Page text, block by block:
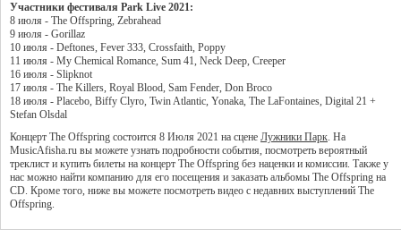
Участники фестиваля Park Live 2021:
8 июля - The Offspring, Zebrahead
9 июля - Gorillaz
10 июля - Deftones, Fever 333, Crossfaith, Poppy
11 июля - My Chemical Romance, Sum 41, Neck Deep, Creeper
16 июля - Slipknot
17 июля - The Killers, Royal Blood, Sam Fender, Don Broco
18 июля - Placebo, Biffy Clyro, Twin Atlantic, Yonaka, The LaFontaines, Digital 21 +
Stefan Olsdal
Концерт The Offspring состоится 8 Июля 2021 на сцене Лужники Парк. На
MusicAfisha.ru вы можете узнать подробности события, посмотреть вероятный
треклист и купить билеты на концерт The Offspring без наценки и комиссии. Также у
нас можно найти компанию для его посещения и заказать альбомы The Offspring на
CD. Кроме того, ниже вы можете посмотреть видео с недавних выступлений The
Offspring.